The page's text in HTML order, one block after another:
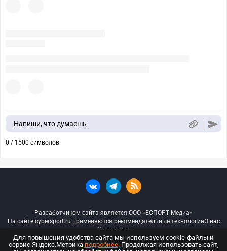
Напиши, что думаешь
0 / 1500 символов
Разработчиком сайта является ООО «ЕСПОРТ Медиа»
На сайте cybersport.ru применяются рекомендательные технологииО нас
Документы
© ООО «Киберспорт.ру» — Все права защищены
Для повышения удобства сайта мы используем cookie-файлы и
сервис Яндекс.Метрика подробнее. Продолжая использовать сайт,